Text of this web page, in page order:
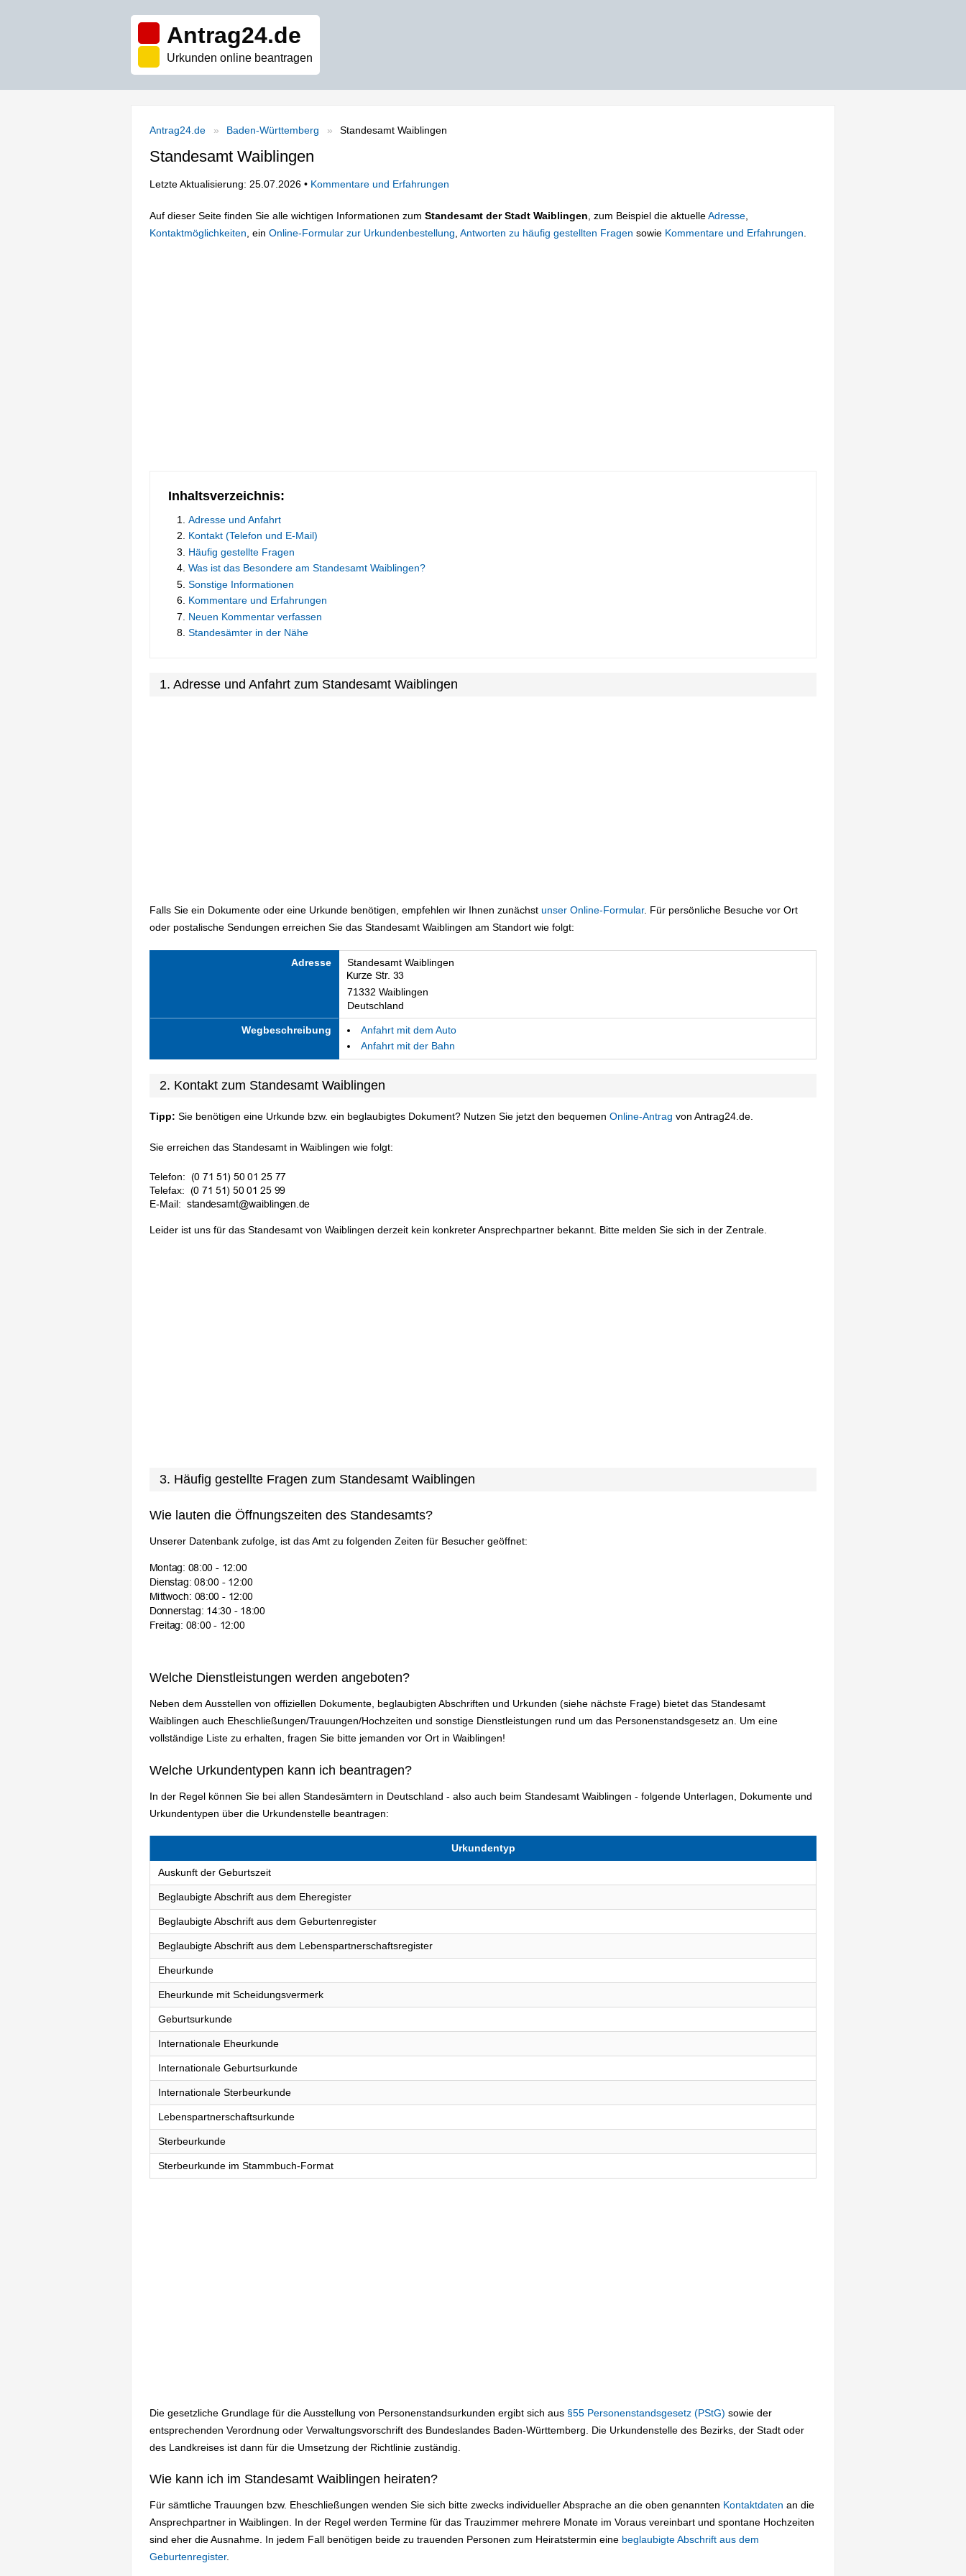
Antrag24.de
Urkunden online beantragen
Antrag24.de Baden-Württemberg Standesamt Waiblingen
Standesamt Waiblingen
Letzte Aktualisierung: 25.07.2026 • Kommentare und Erfahrungen
Auf dieser Seite finden Sie alle wichtigen Informationen zum Standesamt der Stadt Waiblingen , zum Beispiel die aktuelleAdresse
Kontaktmöglichkeiten , ein Online-Formular zur Urkundenbestellung Antworten zu häufig gestellten Fragen sowie Kommentare und Erfahrungen
Inhaltsverzeichnis:
Adresse und Anfahrt
Kontakt (Telefon und E-Mail)
Häufig gestellte Fragen
Was ist das Besondere am Standesamt Waiblingen?
Sonstige Informationen
Kommentare und Erfahrungen
Neuen Kommentar verfassen
Standesämter in der Nähe
1. Adresse und Anfahrt zum Standesamt Waiblingen
Falls Sie ein Dokumente oder eine Urkunde benötigen, empfehlen wir Ihnen zunächst unser Online-Formular. Für persönliche Besuche vor Ort
oder postalische Sendungen erreichen Sie das Standesamt Waiblingen am Standort wie folgt:
Adresse Standesamt Waiblingen
71332 Waiblingen
Deutschland
Wegbeschreibung
Anfahrt mit dem Auto
Anfahrt mit der Bahn
2. Kontakt zum Standesamt Waiblingen
Tipp: Sie benötigen eine Urkunde bzw. ein beglaubigtes Dokument? Nutzen Sie jetzt den bequemen Online-Antrag von Antrag24.de.
Sie erreichen das Standesamt in Waiblingen wie folgt:
Telefon:
Telefax:
E-Mail:
Leider ist uns für das Standesamt von Waiblingen derzeit kein konkreter Ansprechpartner bekannt. Bitte melden Sie sich in der Zentrale.
3. Häufig gestellte Fragen zum Standesamt Waiblingen
Wie lauten die Öffnungszeiten des Standesamts?
Unserer Datenbank zufolge, ist das Amt zu folgenden Zeiten für Besucher geöffnet:
Welche Dienstleistungen werden angeboten?
Neben dem Ausstellen von offiziellen Dokumente, beglaubigten Abschriften und Urkunden (siehe nächste Frage) bietet das Standesamt
Waiblingen auch Eheschließungen/Trauungen/Hochzeiten und sonstige Dienstleistungen rund um das Personenstandsgesetz an. Um eine
vollständige Liste zu erhalten, fragen Sie bitte jemanden vor Ort in Waiblingen!
Welche Urkundentypen kann ich beantragen?
In der Regel können Sie bei allen Standesämtern in Deutschland - also auch beim Standesamt Waiblingen - folgende Unterlagen, Dokumente und
Urkundentypen über die Urkundenstelle beantragen:
Urkundentyp
Auskunft der Geburtszeit
Beglaubigte Abschrift aus dem Eheregister
Beglaubigte Abschrift aus dem Geburtenregister
Beglaubigte Abschrift aus dem Lebenspartnerschaftsregister
Eheurkunde
Eheurkunde mit Scheidungsvermerk
Geburtsurkunde
Internationale Eheurkunde
Internationale Geburtsurkunde
Internationale Sterbeurkunde
Lebenspartnerschaftsurkunde
Sterbeurkunde
Sterbeurkunde im Stammbuch-Format
Die gesetzliche Grundlage für die Ausstellung von Personenstandsurkunden ergibt sich aus §55 Personenstandsgesetz (PStG) sowie der
entsprechenden Verordnung oder Verwaltungsvorschrift des Bundeslandes Baden-Württemberg. Die Urkundenstelle des Bezirks, der Stadt oder
des Landkreises ist dann für die Umsetzung der Richtlinie zuständig.
Wie kann ich im Standesamt Waiblingen heiraten?
Für sämtliche Trauungen bzw. Eheschließungen wenden Sie sich bitte zwecks individueller Absprache an die oben genannten Kontaktdaten an die
Ansprechpartner in Waiblingen. In der Regel werden Termine für das Trauzimmer mehrere Monate im Voraus vereinbart und spontane Hochzeiten
sind eher die Ausnahme. In jedem Fall benötigen beide zu trauenden Personen zum Heiratstermin eine beglaubigte Abschrift aus dem
Geburtenregister.